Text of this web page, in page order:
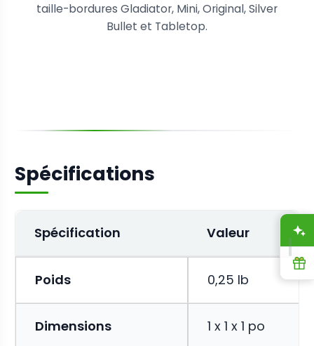
taille-bordures Gladiator, Mini, Original, Silver
Bullet et Tabletop.
Spécifications
Spécification Valeur
Poids 0,25 lb
Dimensions 1 x 1 x 1 po